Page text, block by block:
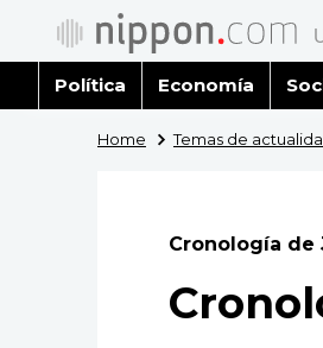
Política Economía
Home Temas de
Cronología de